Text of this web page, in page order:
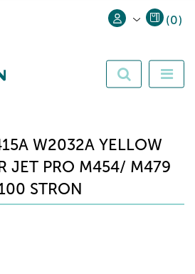
Zarejestruj się
(0)
W2032A YELLOW
JET PRO M454/ M479
STRON